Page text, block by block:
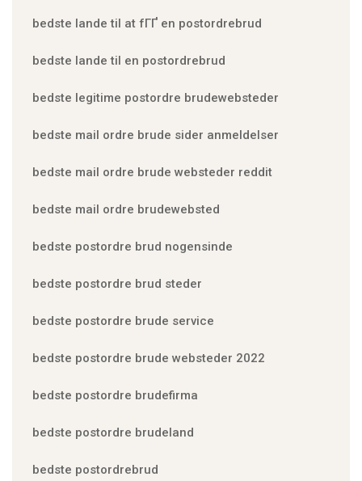
bedste lande til at fГҐ en postordrebrud
bedste lande til en postordrebrud
bedste legitime postordre brudewebsteder
bedste mail ordre brude sider anmeldelser
bedste mail ordre brude websteder reddit
bedste mail ordre brudewebsted
bedste postordre brud nogensinde
bedste postordre brud steder
bedste postordre brude service
bedste postordre brude websteder 2022
bedste postordre brudefirma
bedste postordre brudeland
bedste postordrebrud